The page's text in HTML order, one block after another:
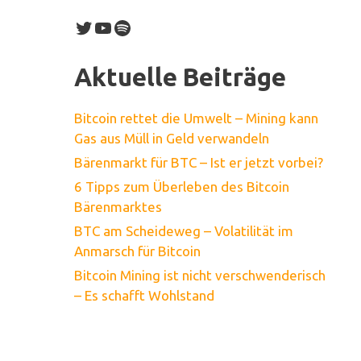
Twitter
YouTube
Spotify
Aktuelle Beiträge
Bitcoin rettet die Umwelt – Mining kann
Gas aus Müll in Geld verwandeln
Bärenmarkt für BTC – Ist er jetzt vorbei?
6 Tipps zum Überleben des Bitcoin
Bärenmarktes
BTC am Scheideweg – Volatilität im
Anmarsch für Bitcoin
Bitcoin Mining ist nicht verschwenderisch
– Es schafft Wohlstand